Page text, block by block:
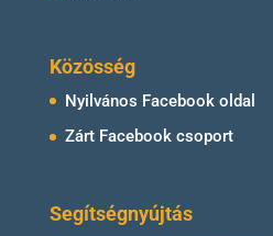
Közösség
Nyilvános Facebook oldal
Zárt Facebook csoport
Segítségnyújtás